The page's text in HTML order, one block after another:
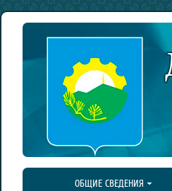
ОБЩИЕ СВЕДЕНИЯ